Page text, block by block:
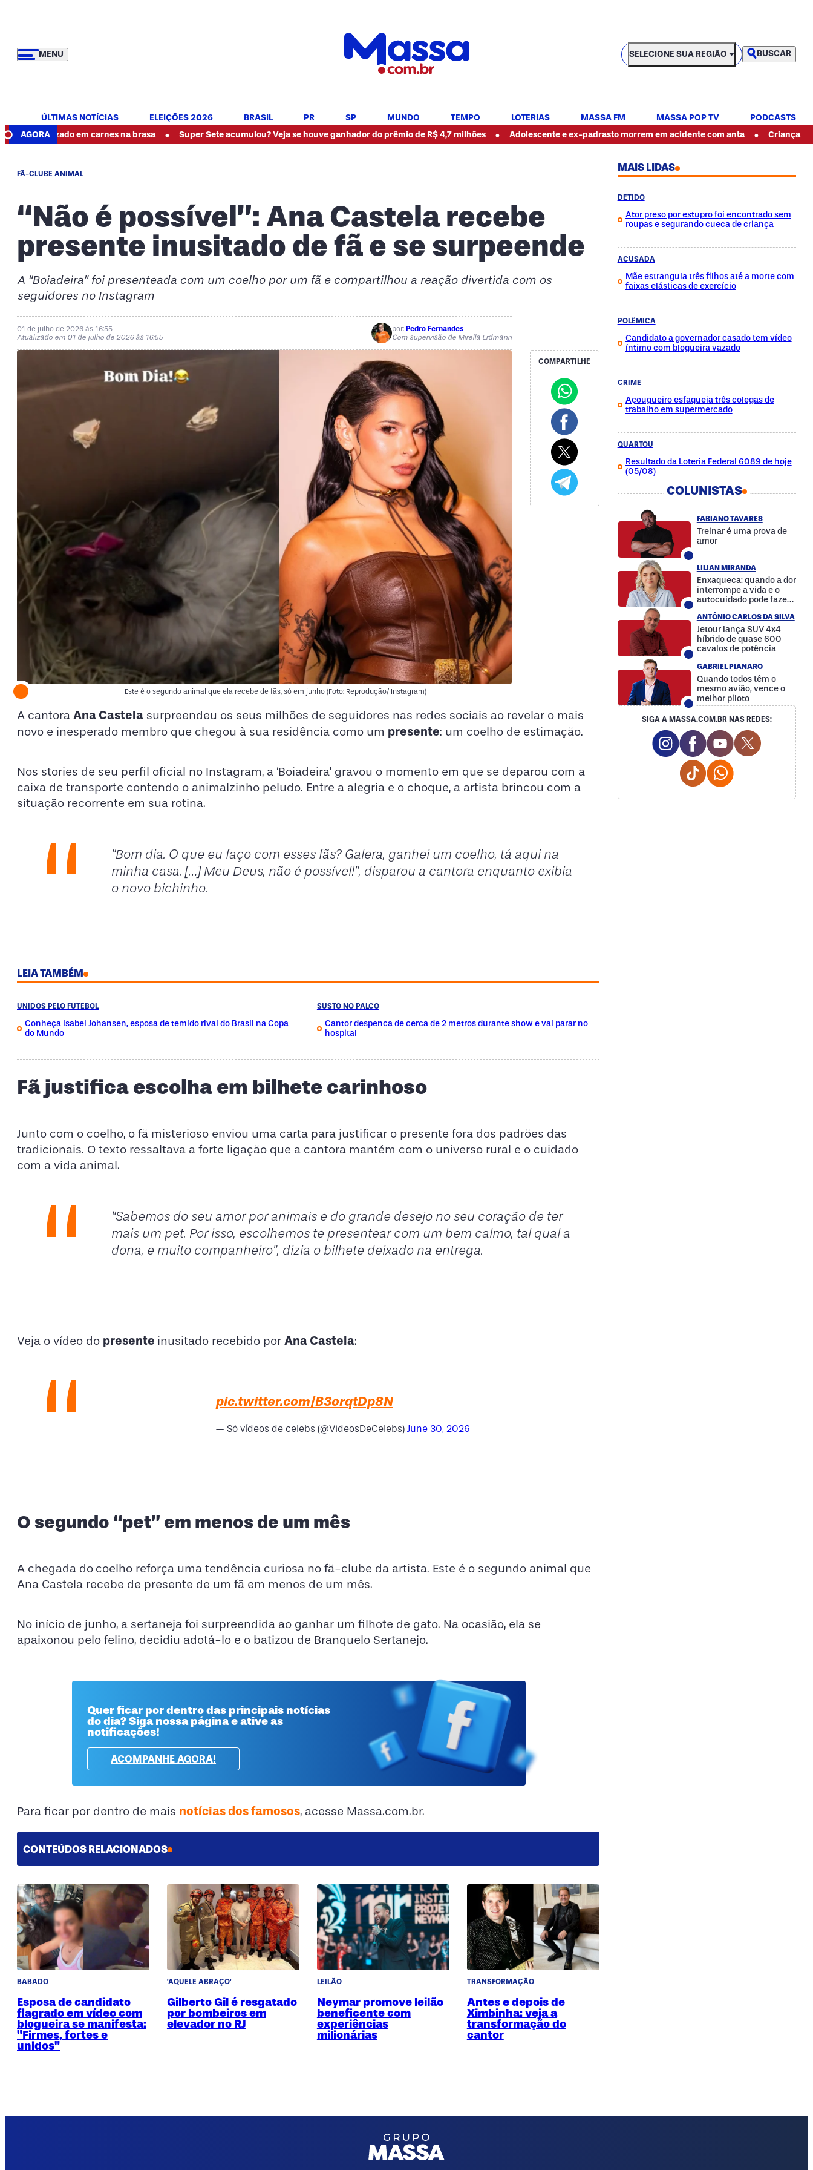
MENU
SELECIONE SUA REGIÃO
SELECIONE SUA REGIÃO BUSCAR
ÚLTIMAS NOTÍCIAS ELEIÇÕES 2026 BRASIL PR SP MUNDO TEMPO LOTERIAS MASSA FM MASSA POP TV
PODCASTS
AGORA
em carnes na brasa • Super Sete acumulou? Veja se houve ganhador do prêmio de R$ 4,7 milhões • Adolescente e ex-padrasto morrem em acidente com anta • Criança leva seis
FÃ-CLUBE ANIMAL
“Não é possível”: Ana Castela recebe
presente inusitado de fã e se surpeende
A “Boiadeira” foi presenteada com um coelho por um fã e compartilhou a reação divertida com os
seguidores no Instagram
01 de julho de 2026 às 16:55
Atualizado em 01 de julho de 2026 às 16:55
por: Pedro Fernandes
Com supervisão de Mirella Erdmann
Este é o segundo animal que ela recebe de fãs, só em junho (Foto: Reprodução/ Instagram)
COMPARTILHE
A cantora Ana Castela surpreendeu os seus milhões de seguidores nas redes sociais ao revelar o mais
novo e inesperado membro que chegou à sua residência como um presente: um coelho de estimação.
Nos stories de seu perfil oficial no Instagram, a ‘Boiadeira’ gravou o momento em que se deparou com a
caixa de transporte contendo o animalzinho peludo. Entre a alegria e o choque, a artista brincou com a
situação recorrente em sua rotina.
“Bom dia. O que eu faço com esses fãs? Galera, ganhei um coelho, tá aqui na
minha casa. […] Meu Deus, não é possível!”, disparou a cantora enquanto exibia
o novo bichinho.
LEIA TAMBÉM
UNIDOS PELO FUTEBOL
Conheça Isabel Johansen, esposa de temido rival do Brasil na Copa
do Mundo
SUSTO NO PALCO
Cantor despenca de cerca de 2 metros durante show e vai parar no
hospital
Fã justifica escolha em bilhete carinhoso
Junto com o coelho, o fã misterioso enviou uma carta para justificar o presente fora dos padrões das
tradicionais. O texto ressaltava a forte ligação que a cantora mantém com o universo rural e o cuidado
com a vida animal.
“Sabemos do seu amor por animais e do grande desejo no seu coração de ter
mais um pet. Por isso, escolhemos te presentear com um bem calmo, tal qual a
dona, e muito companheiro”, dizia o bilhete deixado na entrega.
Veja o vídeo do presente inusitado recebido por Ana Castela:
pic.twitter.com/B3orqtDp8N
— Só vídeos de celebs (@VideosDeCelebs)June 30, 2026
O segundo “pet” em menos de um mês
A chegada do coelho reforça uma tendência curiosa no fã-clube da artista. Este é o segundo animal que
Ana Castela recebe de presente de um fã em menos de um mês.
No início de junho, a sertaneja foi surpreendida ao ganhar um filhote de gato. Na ocasião, ela se
apaixonou pelo felino, decidiu adotá-lo e o batizou de Branquelo Sertanejo.
Quer ficar por dentro das principais notícias
do dia? Siga nossa página e ative as
notificações!
ACOMPANHE AGORA!
Para ficar por dentro de mais notícias dos famosos, acesse Massa.com.br.
CONTEÚDOS RELACIONADOS
BABADO
Esposa de candidato
flagrado em vídeo com
blogueira se manifesta:
"Firmes, fortes e
unidos"
'AQUELE ABRAÇO'
Gilberto Gil é resgatado
por bombeiros em
elevador no RJ
LEILÃO
Neymar promove leilão
beneficente com
experiências
milionárias
TRANSFORMAÇÃO
Antes e depois de
Ximbinha: veja a
transformação do
cantor
MAIS LIDAS
DETIDO
Ator preso por estupro foi encontrado sem
roupas e segurando cueca de criança
ACUSADA
Mãe estrangula três filhos até a morte com
faixas elásticas de exercício
POLÊMICA
Candidato a governador casado tem vídeo
íntimo com blogueira vazado
CRIME
Açougueiro esfaqueia três colegas de
trabalho em supermercado
QUARTOU
Resultado da Loteria Federal 6089 de hoje
(05/08)
COLUNISTAS
FABIANO TAVARES
Treinar é uma prova de
amor
LILIAN MIRANDA
Enxaqueca: quando a dor
interrompe a vida e o
autocuidado pode fazer
ANTÔNIO CARLOS DA SILVA
Jetour lança SUV 4x4
híbrido de quase 600
cavalos de potência
GABRIEL PIANARO
Quando todos têm o
mesmo avião, vence o
melhor piloto
SIGA A MASSA.COM.BR NAS REDES:
Instagram Social Media
Facebook Social Media
Youtube Social
Twitter
Tiktok Social Media
Whatsapp